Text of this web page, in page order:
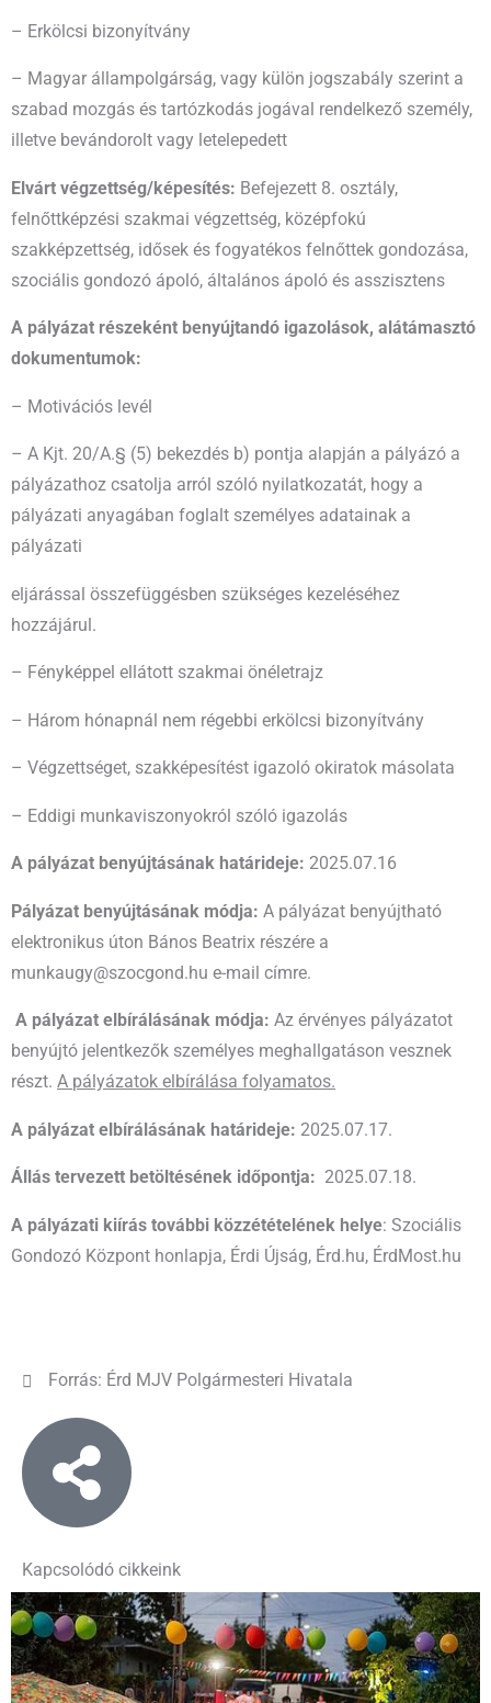
– Erkölcsi bizonyítvány
– Magyar állampolgárság, vagy külön jogszabály szerint a
szabad mozgás és tartózkodás jogával rendelkező személy,
illetve bevándorolt vagy letelepedett
Elvárt végzettség/képesítés: Befejezett 8. osztály,
felnőttképzési szakmai végzettség, középfokú
szakképzettség, idősek és fogyatékos felnőttek gondozása,
szociális gondozó ápoló, általános ápoló és asszisztens
A pályázat részeként benyújtandó igazolások, alátámasztó
dokumentumok:
– Motivációs levél
– A Kjt. 20/A.§ (5) bekezdés b) pontja alapján a pályázó a
pályázathoz csatolja arról szóló nyilatkozatát, hogy a
pályázati anyagában foglalt személyes adatainak a
pályázati
eljárással összefüggésben szükséges kezeléséhez
hozzájárul.
– Fényképpel ellátott szakmai önéletrajz
– Három hónapnál nem régebbi erkölcsi bizonyítvány
– Végzettséget, szakképesítést igazoló okiratok másolata
– Eddigi munkaviszonyokról szóló igazolás
A pályázat benyújtásának határideje: 2025.07.16
Pályázat benyújtásának módja: A pályázat benyújtható
elektronikus úton Bános Beatrix részére a
munkaugy@szocgond.hu e-mail címre.
A pályázat elbírálásának módja: Az érvényes pályázatot
benyújtó jelentkezők személyes meghallgatáson vesznek
részt. A pályázatok elbírálása folyamatos.
A pályázat elbírálásának határideje: 2025.07.17.
Állás tervezett betöltésének időpontja: 2025.07.18.
A pályázati kiírás további közzétételének helye: Szociális
Gondozó Központ honlapja, Érdi Újság, Érd.hu, ÉrdMost.hu
Forrás: Érd MJV Polgármesteri Hivatala
Kapcsolódó cikkeink